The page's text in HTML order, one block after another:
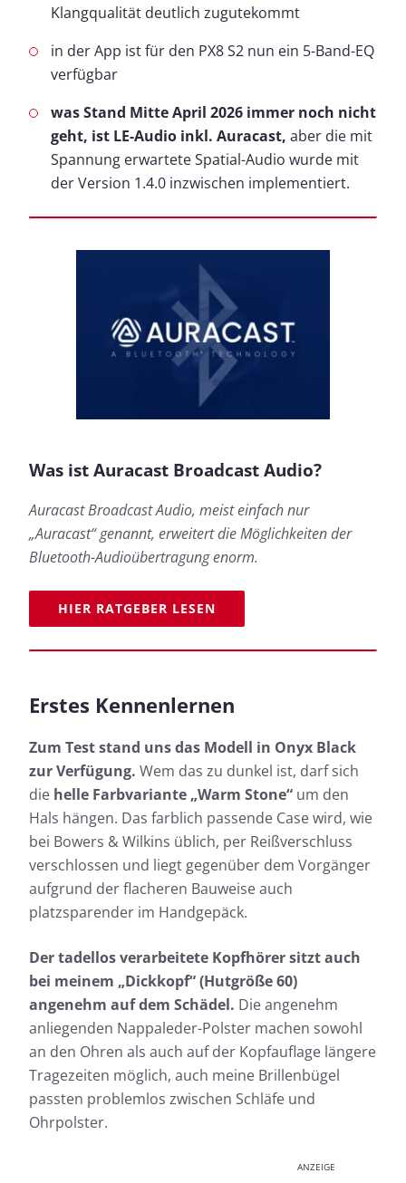
Klangqualität deutlich zugutekommt
in der App ist für den PX8 S2 nun ein 5-Band-EQ
verfügbar
was Stand Mitte April 2026 immer noch nicht
geht, ist LE-Audio inkl. Auracast, aber die mit
Spannung erwartete Spatial-Audio wurde mit
der Version 1.4.0 inzwischen implementiert.
Was ist Auracast Broadcast Audio?
Auracast Broadcast Audio, meist einfach nur
„Auracast“ genannt, erweitert die Möglichkeiten der
Bluetooth-Audioübertragung enorm.
HIER RATGEBER LESEN
Erstes Kennenlernen
Zum Test stand uns das Modell in Onyx Black
zur Verfügung. Wem das zu dunkel ist, darf sich
die helle Farbvariante „Warm Stone“ um den
Hals hängen. Das farblich passende Case wird, wie
bei Bowers & Wilkins üblich, per Reißverschluss
verschlossen und liegt gegenüber dem Vorgänger
aufgrund der flacheren Bauweise auch
platzsparender im Handgepäck.
Der tadellos verarbeitete Kopfhörer sitzt auch
bei meinem „Dickkopf“ (Hutgröße 60)
angenehm auf dem Schädel. Die angenehm
anliegenden Nappaleder-Polster machen sowohl
an den Ohren als auch auf der Kopfauflage längere
Tragezeiten möglich, auch meine Brillenbügel
passten problemlos zwischen Schläfe und
Ohrpolster.
ANZEIGE